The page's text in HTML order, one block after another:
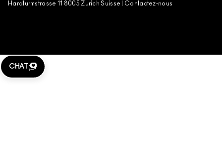
Hardturmstrasse 11 8005 Zurich Suisse | Contactez-nous
CHAT